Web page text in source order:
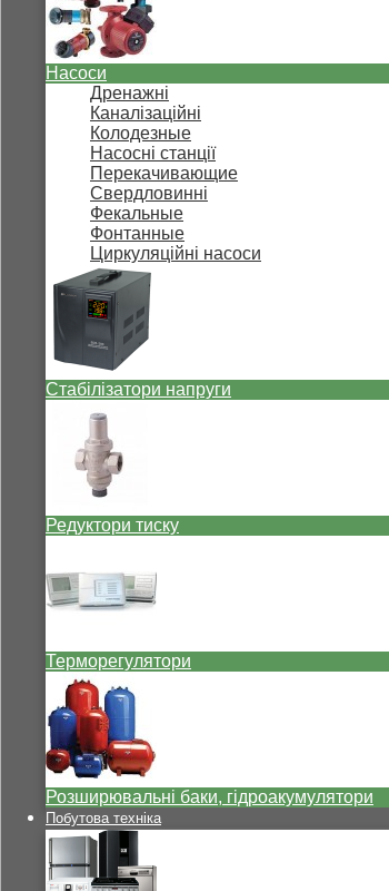
Насоси
Дренажні
Каналізаційні
Колодезные
Насосні станції
Перекачивающие
Свердловинні
Фекальные
Фонтанные
Циркуляційні насоси
Стабілізатори напруги
Редуктори тиску
Терморегулятори
Розширювальні баки, гідроакумулятори
Побутова техніка